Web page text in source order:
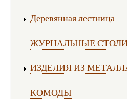
Деревянная лестница
ЖУРНАЛЬНЫЕ
ИЗДЕЛИЯ ИЗ
КОМОДЫ